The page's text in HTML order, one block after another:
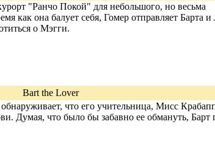
"Ранчо Покой" для небольшого, но весьма
как она балует себя, Гомер отправляет Барта и
о Мэгги.
Bart the Lover
что его учительница, Мисс
Думая, что было бы забавно ее обмануть, Барт